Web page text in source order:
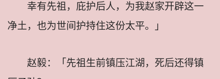
幸有先祖，庇护后人，为我赵家开辟这一
净土，也为世间护持住这份太平。」
赵毅：「先祖生前镇压江湖，死后还得镇